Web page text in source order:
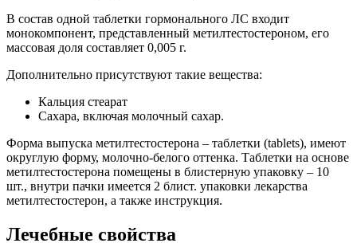
В состав одной таблетки гормонального ЛС входит
монокомпонент, представленный метилтестостероном, его
массовая доля составляет 0,005 г.
Дополнительно присутствуют такие вещества:
Кальция стеарат
Сахара, включая молочный сахар.
Форма выпуска метилтестостерона – таблетки (tablets), имеют
округлую форму, молочно-белого оттенка. Таблетки на основе
метилтестостерона помещены в блистерную упаковку – 10
шт., внутри пачки имеется 2 блист. упаковки лекарства
метилтестостерон, а также инструкция.
Лечебные свойства